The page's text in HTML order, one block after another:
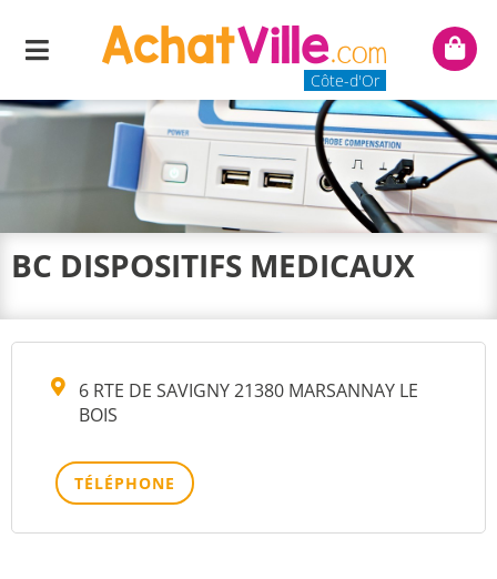
Menu
Côte-d'Or
Mon
BC DISPOSITIFS MEDICAUX
6 RTE DE SAVIGNY 21380 MARSANNAY LE
BOIS
TÉLÉPHONE